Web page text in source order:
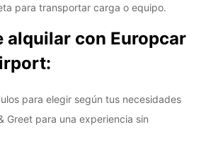
para transportar carga o equipo.
alquilar con Europcar
para elegir según tus necesidades
Greet para una experiencia sin